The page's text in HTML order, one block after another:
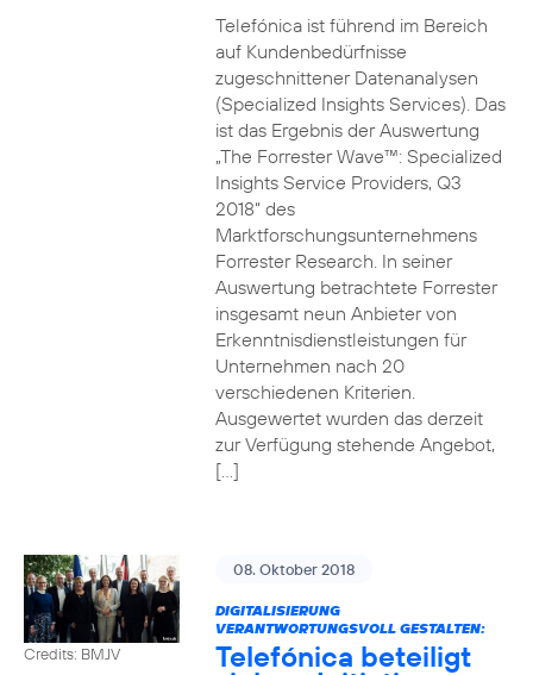
Telefónica ist führend im Bereich
auf Kundenbedürfnisse
zugeschnittener Datenanalysen
(Specialized Insights Services). Das
ist das Ergebnis der Auswertung
„The Forrester Wave™: Specialized
Insights Service Providers, Q3
2018“ des
Marktforschungsunternehmens
Forrester Research. In seiner
Auswertung betrachtete Forrester
insgesamt neun Anbieter von
Erkenntnisdienstleistungen für
Unternehmen nach 20
verschiedenen Kriterien.
Ausgewertet wurden das derzeit
zur Verfügung stehende Angebot,
[…]
Credits: BMJV
08. Oktober 2018
DIGITALISIERUNG
VERANTWORTUNGSVOLL GESTALTEN:
Telefónica beteiligt